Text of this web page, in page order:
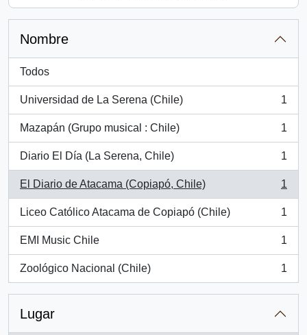
Nombre
Todos
Universidad de La Serena (Chile)
, 1 resultados
1
Mazapán (Grupo musical : Chile)
, 1 resultados
1
Diario El Día (La Serena, Chile)
, 1 resultados
1
El Diario de Atacama (Copiapó, Chile)
, 1 resultados
1
Liceo Católico Atacama de Copiapó (Chile)
, 1 resultados
1
EMI Music Chile
, 1 resultados
1
Zoológico Nacional (Chile)
, 1 resultados
1
Lugar